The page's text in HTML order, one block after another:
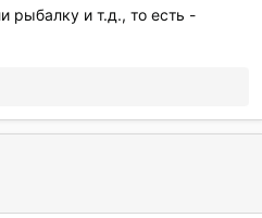
рыбалку и т.д., то есть -